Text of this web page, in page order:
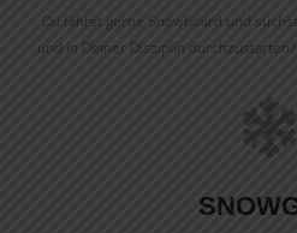
Du fährst gerne Snowboard und
und in Deiner Disziplin